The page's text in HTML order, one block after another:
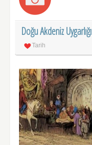
Doğu Akdeniz Uygarlığı
Tarih